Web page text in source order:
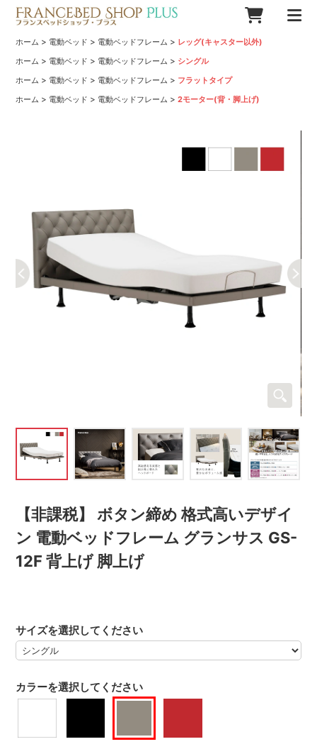
ホーム > 電動ベッド > 電動ベッドフレーム > レッグ(キャスター以外)
ホーム > 電動ベッド > 電動ベッドフレーム > シングル
ホーム > 電動ベッド > 電動ベッドフレーム > フラットタイプ
ホーム > 電動ベッド > 電動ベッドフレーム >2モーター(背・脚上げ)
【非課税】 ボタン締め 格式高いデザイ
ン 電動ベッドフレーム グランサス GS-
12F 背上げ 脚上げ
カラーを選択してください
サイズを選択してください